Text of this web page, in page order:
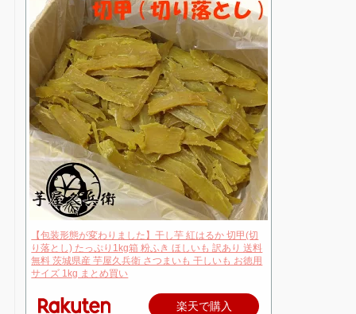
【包装形態が変わりました】干し芋 紅はるか 切甲(切
り落とし) たっぷり1kg箱 粉ふき ほしいも 訳あり 送料
無料 茨城県産 芋屋久兵衛 さつまいも 干しいも お徳用
サイズ 1kg まとめ買い
楽天で購入